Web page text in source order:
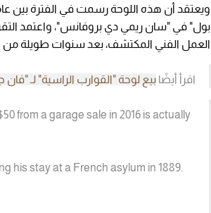
بول" في "سان ريمي دي بروفانس"، واعتمد
العمل الفني المكتشف، بعد سنوات طويلة من
اقرأ أيضًا بيع لوحة "القوارب الراسية" لـ "فان جوخ" بـ 32
from a garage sale in 2016 is actually
his stay at a French asylum in 1889.